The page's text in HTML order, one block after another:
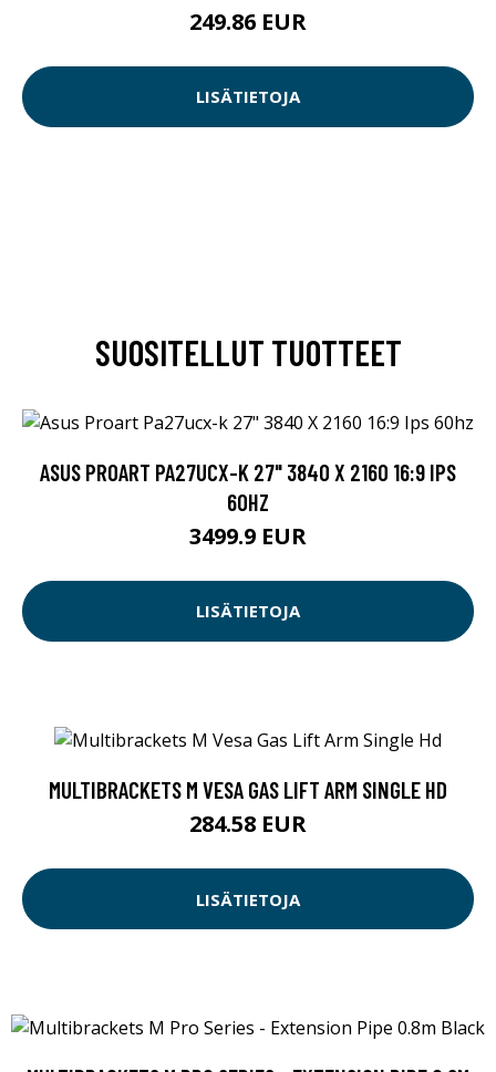
249.86 EUR
LISÄTIETOJA
SUOSITELLUT TUOTTEET
ASUS PROART PA27UCX-K 27" 3840 X 2160 16:9 IPS
60HZ
3499.9 EUR
LISÄTIETOJA
MULTIBRACKETS M VESA GAS LIFT ARM SINGLE HD
284.58 EUR
LISÄTIETOJA